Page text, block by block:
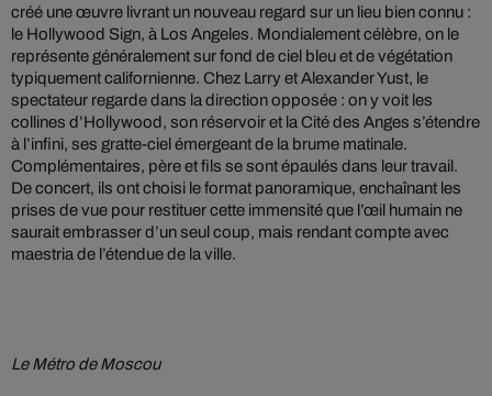
créé une œuvre livrant un nouveau regard sur un lieu bien connu :
le Hollywood Sign, à Los Angeles. Mondialement célèbre, on le
représente généralement sur fond de ciel bleu et de végétation
typiquement californienne. Chez Larry et Alexander Yust, le
spectateur regarde dans la direction opposée : on y voit les
collines d’Hollywood, son réservoir et la Cité des Anges s’étendre
à l’infini, ses gratte-ciel émergeant de la brume matinale.
Complémentaires, père et fils se sont épaulés dans leur travail.
De concert, ils ont choisi le format panoramique, enchaînant les
prises de vue pour restituer cette immensité que l’œil humain ne
saurait embrasser d’un seul coup, mais rendant compte avec
maestria de l’étendue de la ville.
Le Métro de Moscou